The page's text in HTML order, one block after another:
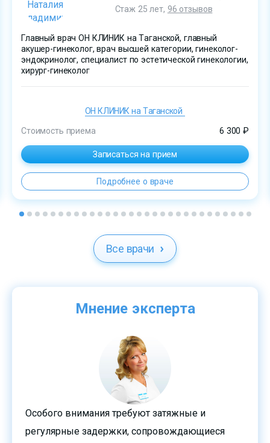
Стаж 25 лет, 96 отзывов
Главный врач ОН КЛИНИК на Таганской, главный
акушер-гинеколог, врач высшей категории, гинеколог-
эндокринолог, специалист по эстетической гинекологии,
хирург-гинеколог
ОН КЛИНИК на Таганской
Стоимость приема 6 300 ₽
Записаться на прием
Подробнее о враче
Все врачи
Мнение эксперта
Особого внимания требуют затяжные и
регулярные задержки, сопровождающиеся